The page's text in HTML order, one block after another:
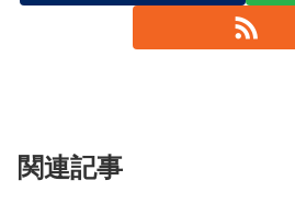
関連記事